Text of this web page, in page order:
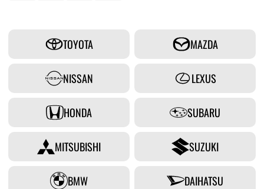
TOYOTA MAZDA
NISSAN LEXUS
HONDA SUBARU
MITSUBISHI SUZUKI
BMW DAIHATSU